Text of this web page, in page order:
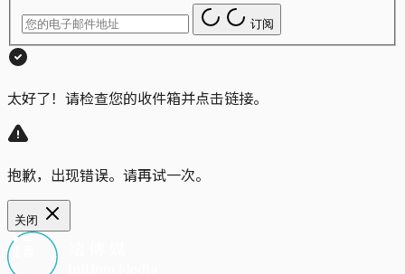
订阅
太好了！请检查您的收件箱并点击链接。
抱歉，出现错误。请再试一次。
关闭